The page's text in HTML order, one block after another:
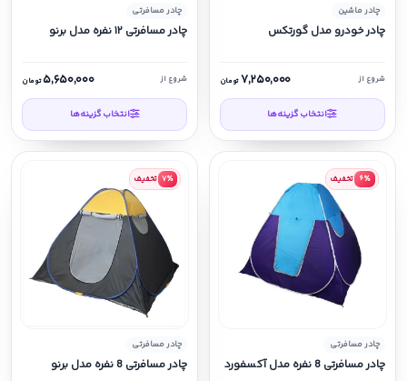
چادر ماشین
چادر خودرو مدل گورتکس
شروع از ۷,۲۵۰,۰۰۰تومان
انتخاب گزینه‌ها
چادر مسافرتی
چادر مسافرتی ۱۲ نفره مدل برنو
شروع از ۵,۶۵۰,۰۰۰ تومان
انتخاب گزینه‌ها
۶٪ تخفیف
چادر مسافرتی
چادر مسافرتی 8 نفره مدل آکسفورد
۷٪ تخفیف
چادر مسافرتی
چادر مسافرتی 8 نفره مدل برنو